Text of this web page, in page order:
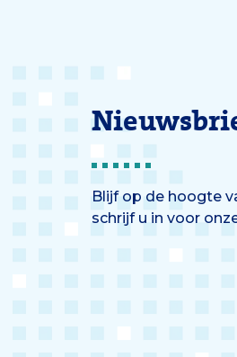
Blijf op de hoogte
schrijf u in voor